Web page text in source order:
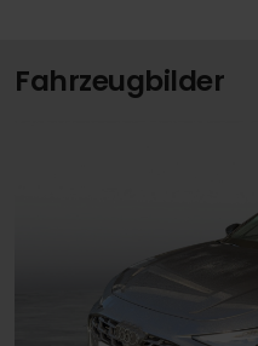
Fahrzeugbilder